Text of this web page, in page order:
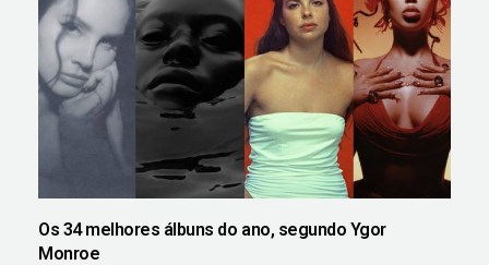
Os 34 melhores álbuns do ano, segundo Ygor
Monroe